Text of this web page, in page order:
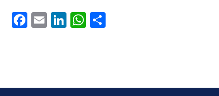
Facebook
EmailLinkedIn
WhatsApp